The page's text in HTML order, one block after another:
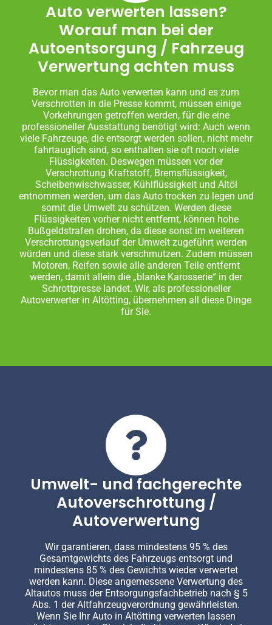
Auto verwerten lassen?
Worauf man bei der
Autoentsorgung / Fahrzeug
Verwertung achten muss
Bevor man das Auto verwerten kann und es zum
Verschrotten in die Presse kommt, müssen einige
Vorkehrungen getroffen werden, für die eine
professioneller Ausstattung benötigt wird: Auch wenn
viele Fahrzeuge, die entsorgt werden sollen, nicht mehr
fahrtauglich sind, so enthalten sie oft noch viele
Flüssigkeiten. Deswegen müssen vor der
Verschrottung Kraftstoff, Bremsflüssigkeit,
Scheibenwischwasser, Kühlflüssigkeit und Altöl
entnommen werden, um das Auto trocken zu legen und
somit die Umwelt zu schützen. Werden diese
Flüssigkeiten vorher nicht entfernt, können hohe
Bußgeldstrafen drohen, da diese sonst im weiteren
Verschrottungsverlauf der Umwelt zugeführt werden
würden und diese stark verschmutzen. Zudem müssen
Motoren, Reifen sowie alle anderen Teile entfernt
werden, damit allein die „blanke Karosserie“ in der
Schrottpresse landet. Wir, als professioneller
Autoverwerter in Altötting, übernehmen all diese Dinge
für Sie.
Umwelt- und fachgerechte
Autoverschrottung /
Autoverwertung
Wir garantieren, dass mindestens 95 % des
Gesamtgewichts des Fahrzeugs entsorgt und
mindestens 85 % des Gewichts wieder verwertet
werden kann. Diese angemessene Verwertung des
Altautos muss der Entsorgungsfachbetrieb nach § 5
Abs. 1 der Altfahrzeugverordnung gewährleisten.
Wenn Sie Ihr Auto in Altötting verwerten lassen